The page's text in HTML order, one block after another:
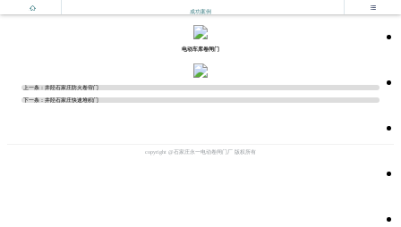

成功案例

电动车库卷闸门
上一条： 井陉石家庄防火卷帘门
下一条： 井陉石家庄快速堆积门
copyright @石家庄永一电动卷闸门厂 版权所有